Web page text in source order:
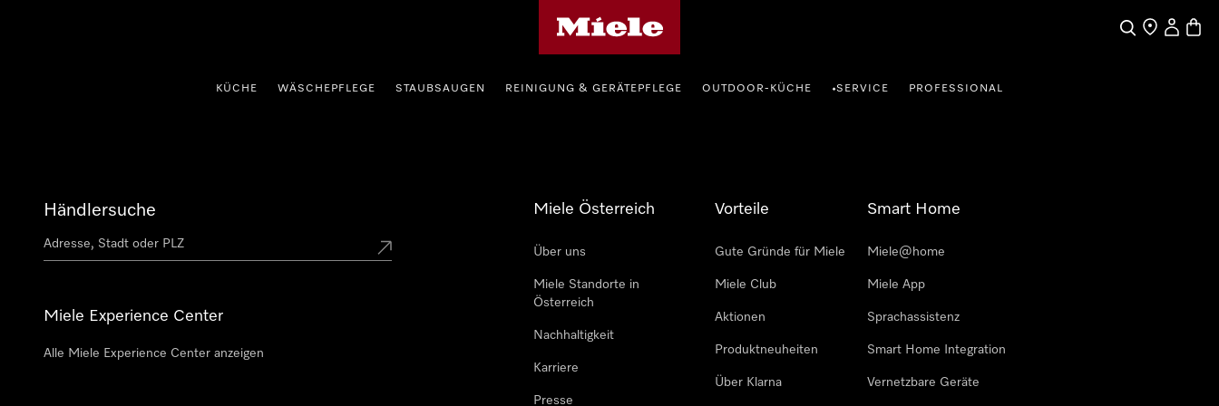
SucheHändlersuche
KÜCHE WÄSCHEPFLEGE STAUBSAUGEN REINIGUNG & GERÄTEPFLEGE OUTDOOR-KÜCHE •SERVICE PROFESSIONAL
Händlersuche
Miele Experience Center
Alle Miele Experience Center anzeigen
Miele Österreich
Über uns
Miele Standorte in
Österreich
Nachhaltigkeit
Karriere
Presse
Vorteile
Gute Gründe für Miele
Miele Club
Aktionen
Produktneuheiten
Über Klarna
Smart Home
Miele@home
Miele App
Sprachassistenz
Smart Home Integration
Vernetzbare Geräte